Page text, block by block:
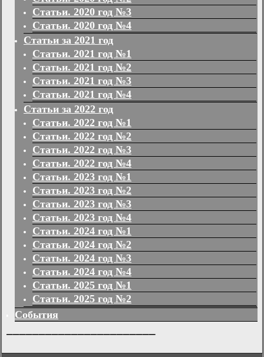
Статьи. 2020 год №3
Статьи. 2020 год №4
Статьи за 2021 год
Статьи. 2021 год №1
Статьи. 2021 год №2
Статьи. 2021 год №3
Статьи. 2021 год №4
Статьи за 2022 год
Статьи. 2022 год №1
Статьи. 2022 год №2
Статьи. 2022 год №3
Статьи. 2022 год №4
Статьи. 2023 год №1
Статьи. 2023 год №2
Статьи. 2023 год №3
Статьи. 2023 год №4
Статьи. 2024 год №1
Статьи. 2024 год №2
Статьи. 2024 год №3
Статьи. 2024 год №4
Статьи. 2025 год №1
Статьи. 2025 год №2
События